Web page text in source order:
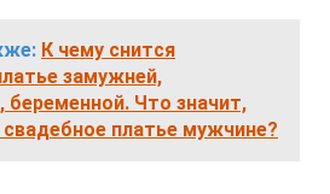
К чему снится
замужней,
беременной. Что значит,
свадебное платье мужчине?